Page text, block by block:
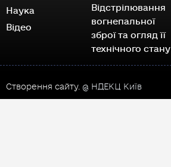
Наука
Відео
Відстрілювання
вогнепальної
зброї та огляд її
технічного стану
Створення сайту. @ НДЕКЦ Київ